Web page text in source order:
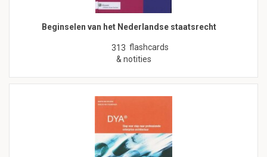
Beginselen van het Nederlandse staatsrecht
313 flashcards
& notities